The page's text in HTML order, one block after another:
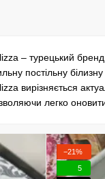
– турецький
постільну
вирізняється
легко
−21%
5